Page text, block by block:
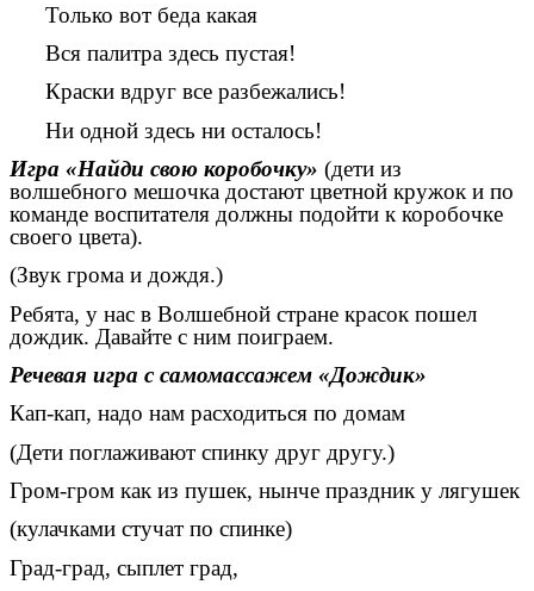
Только вот беда какая
Вся палитра здесь пустая!
Краски вдруг все разбежались!
Ни одной здесь ни осталось!
Игра «Найди свою коробочку» (дети из
волшебного мешочка достают цветной кружок и по
команде воспитателя должны подойти к коробочке
своего цвета).
(Звук грома и дождя.)
Ребята, у нас в Волшебной стране красок пошел
дождик. Давайте с ним поиграем.
Речевая игра с самомассажем «Дождик»
Кап-кап, надо нам расходиться по домам
(Дети поглаживают спинку друг другу.)
Гром-гром как из пушек, нынче праздник у лягушек
(кулачками стучат по спинке)
Град-град, сыплет град,